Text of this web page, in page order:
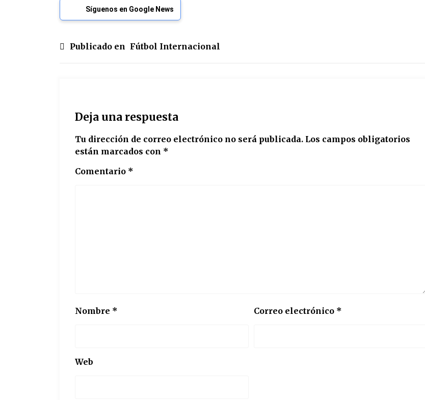
Síguenos en Google News
Publicado en Fútbol Internacional
Deja una respuesta
Tu dirección de correo electrónico no será publicada. Los campos obligatorios
están marcados con *
Comentario *
Nombre * Correo electrónico *
Web